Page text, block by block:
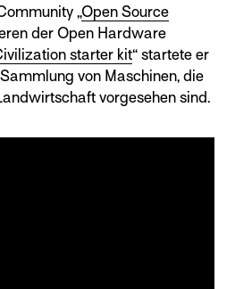
„Open Source
der Open Hardware
starter kit“ startete er
von Maschinen, die
vorgesehen sind.